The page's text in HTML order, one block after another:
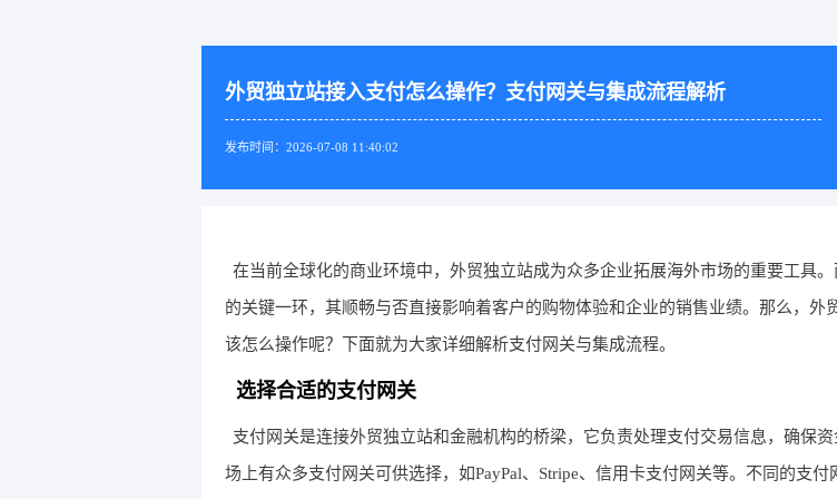
外贸独立站接入支付怎么操作？支付网关与集成流程解析
发布时间：2026-07-08 11:40:02
在当前全球化的商业环境中，外贸独立站成为众多企业拓展海外市场的重要工具
的关键一环，其顺畅与否直接影响着客户的购物体验和企业的销售业绩。那么，外
该怎么操作呢？下面就为大家详细解析支付网关与集成流程。
选择合适的支付网关
支付网关是连接外贸独立站和金融机构的桥梁，它负责处理支付交易信息，确保
场上有众多支付网关可供选择，如PayPal、Stripe、信用卡支付网关等。不同的支